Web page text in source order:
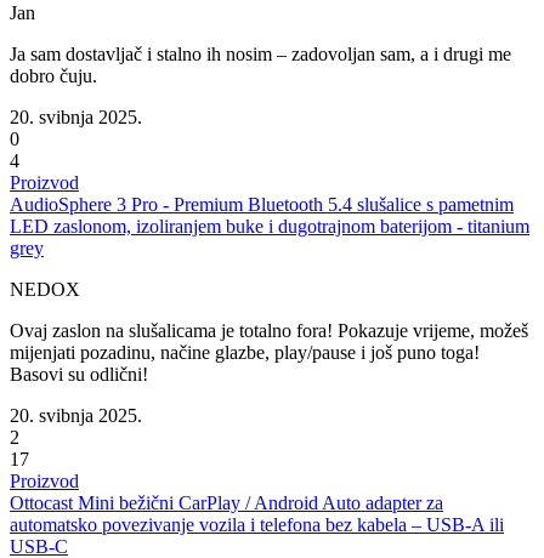
Jan
Ja sam dostavljač i stalno ih nosim – zadovoljan sam, a i drugi me
dobro čuju.
20. svibnja 2025.
0
4
Proizvod
AudioSphere 3 Pro - Premium Bluetooth 5.4 slušalice s pametnim
LED zaslonom, izoliranjem buke i dugotrajnom baterijom - titanium
grey
NEDOX
Ovaj zaslon na slušalicama je totalno fora! Pokazuje vrijeme, možeš
mijenjati pozadinu, načine glazbe, play/pause i još puno toga!
Basovi su odlični!
20. svibnja 2025.
2
17
Proizvod
Ottocast Mini bežični CarPlay / Android Auto adapter za
automatsko povezivanje vozila i telefona bez kabela – USB-A ili
USB-C